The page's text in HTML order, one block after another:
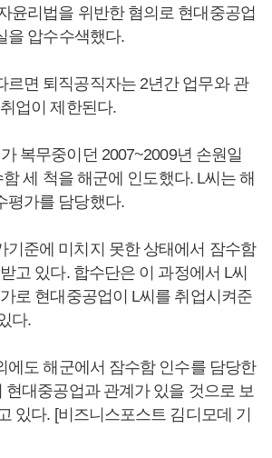
윤리법을 위반한 혐의로 현대중공업
을 압수수색했다.
르면 퇴직공직자는 2년간 업무와 관
업이 제한된다.
복무중이던 2007~2009년 손원일
세 척을 해군에 인도했다. L씨는 해
평가를 담당했다.
기준에 미치지 못한 상태에서 잠수함
고 있다. 합수단은 이 과정에서 L씨
로 현대중공업이 L씨를 취업시켜준
다.
에도 해군에서 잠수함 인수를 담당한
현대중공업과 관계가 있을 것으로 보
있다. [비즈니스포스트 김디모데 기